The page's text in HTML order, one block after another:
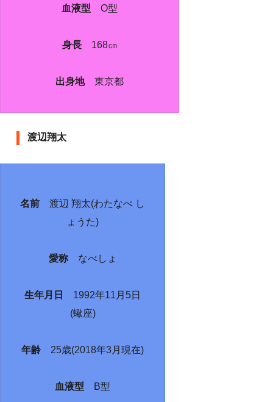
血液型 O型
身長 168㎝
出身地 東京都
渡辺翔太
名前 渡辺 翔太(わたなべ し
ょうた)
愛称 なべしょ
生年月日 1992年11月5日
(蠍座)
年齢 25歳(2018年3月現在)
血液型 B型